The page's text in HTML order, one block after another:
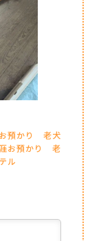
預かり
老犬
お預かり
老
ル